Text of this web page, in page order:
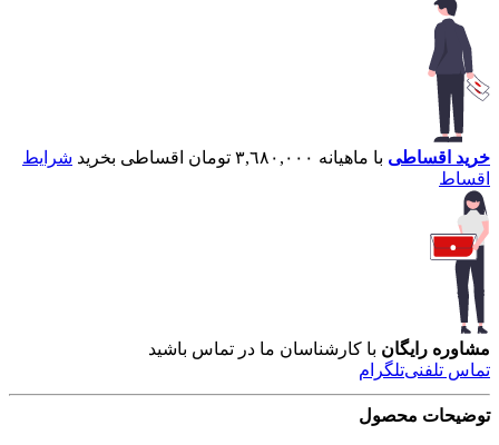
خرید اقساطی با ماهیانه ۳,٦۸۰,۰۰۰ تومان اقساطی بخرید
شرایط
اقساط
مشاوره رایگان با کارشناسان ما در تماس باشید
تماس تلفنیتلگرام
توضیحات محصول